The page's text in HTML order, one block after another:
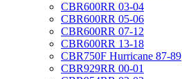
CBR600RR 03-04
CBR600RR 05-06
CBR600RR 07-12
CBR600RR 13-18
CBR750F Hurricane 87-89
CBR929RR 00-01